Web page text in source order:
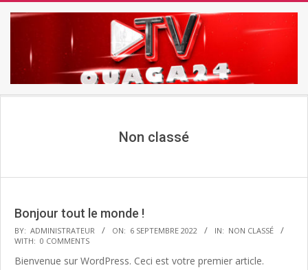
Skip
TV
OUAGA24Non classé
Bonjour tout le monde !
2022-
09-
06
BY: ADMINISTRATEUR ON: 6 SEPTEMBRE 2022 IN: NON CLASSÉ
WITH: 0 COMMENTS
Bienvenue sur WordPress. Ceci est votre premier article.